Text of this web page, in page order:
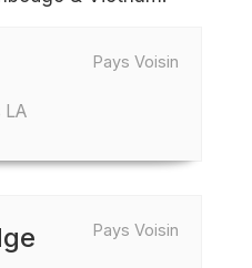
Pays Voisin
LA
Pays Voisin